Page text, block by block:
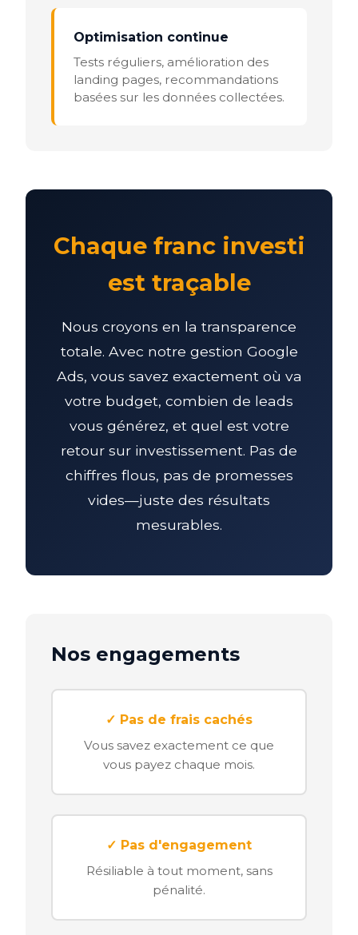
Optimisation continue
Tests réguliers, amélioration des
landing pages, recommandations
basées sur les données collectées.
Chaque franc investi
est traçable
Nous croyons en la transparence
totale. Avec notre gestion Google
Ads, vous savez exactement où va
votre budget, combien de leads
vous générez, et quel est votre
retour sur investissement. Pas de
chiffres flous, pas de promesses
vides—juste des résultats
mesurables.
Nos engagements
✓ Pas de frais cachés
Vous savez exactement ce que
vous payez chaque mois.
✓ Pas d'engagement
Résiliable à tout moment, sans
pénalité.